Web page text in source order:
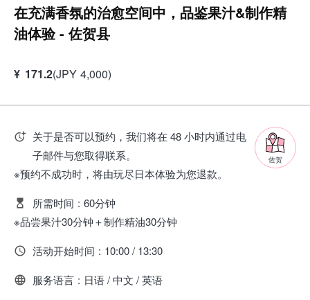
在充满香氛的治愈空间中，品鉴果汁&制作精
油体验 - 佐贺县
¥ 171.2(JPY 4,000)
佐贺
关于是否可以预约，我们将在 48 小时内通过电
子邮件与您取得联系。
※预约不成功时，将由玩尽日本体验为您退款。
所需时间 : 60分钟
※品尝果汁30分钟＋制作精油30分钟
活动开始时间 : 10:00 / 13:30
服务语言 : 日语 / 中文 / 英语